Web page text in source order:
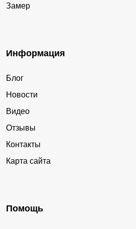
Замер
Информация
Блог
Новости
Видео
Отзывы
Контакты
Карта сайта
Помощь